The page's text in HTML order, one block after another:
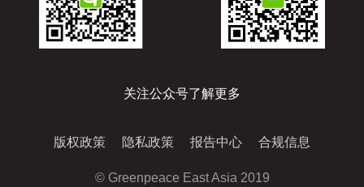
关注公众号了解更多
版权政策 隐私政策 报告中心 合规信息
© Greenpeace East Asia 2019